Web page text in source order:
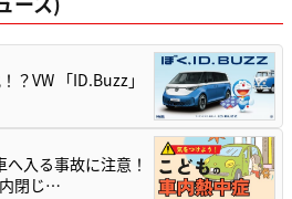
？VW 「ID.Buzz」
へ入る事故に注意！
閉じ…